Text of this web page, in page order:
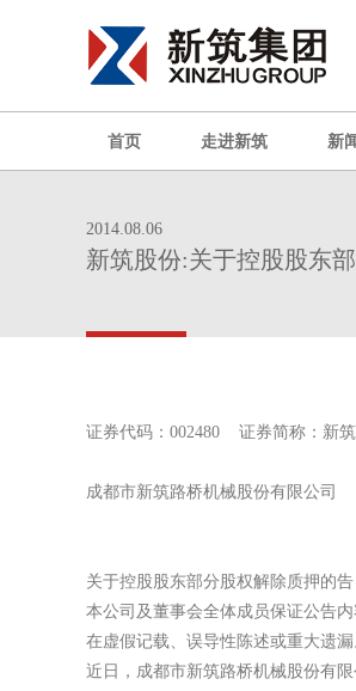
首页 走进新筑 新
2014.08.06
新筑股份:关于控股股东
证券代码：002480 证券简称：新
成都市新筑路桥机械股份有
关于控股股东部分股
本公司及董事会全体成员保
在虚假记载、误导性陈述或重
近日，成都市新筑路桥机械股